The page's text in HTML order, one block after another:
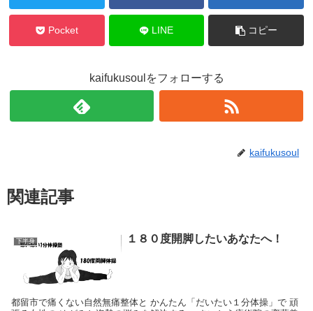
Pocket LINE コピー
kaifukusoulをフォローする
kaifukusoul
関連記事
下半身 １８０度開脚したいあなたへ！
都留市で痛くない自然無痛整体と かんたん「だいたい１分体操」で 頑